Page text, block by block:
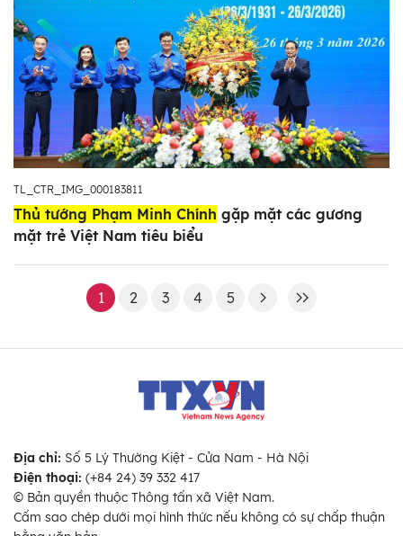
TL_CTR_IMG_000183811
Thủ tướng Phạm Minh Chính gặp mặt các gương
mặt trẻ Việt Nam tiêu biểu
1 2 3 4 5
Địa chỉ: Số 5 Lý Thường Kiệt - Cửa Nam - Hà Nội
Điện thoại: (+84 24) 39 332 417
© Bản quyền thuộc Thông tấn xã Việt Nam.
Cấm sao chép dưới mọi hình thức nếu không có sự chấp thuận